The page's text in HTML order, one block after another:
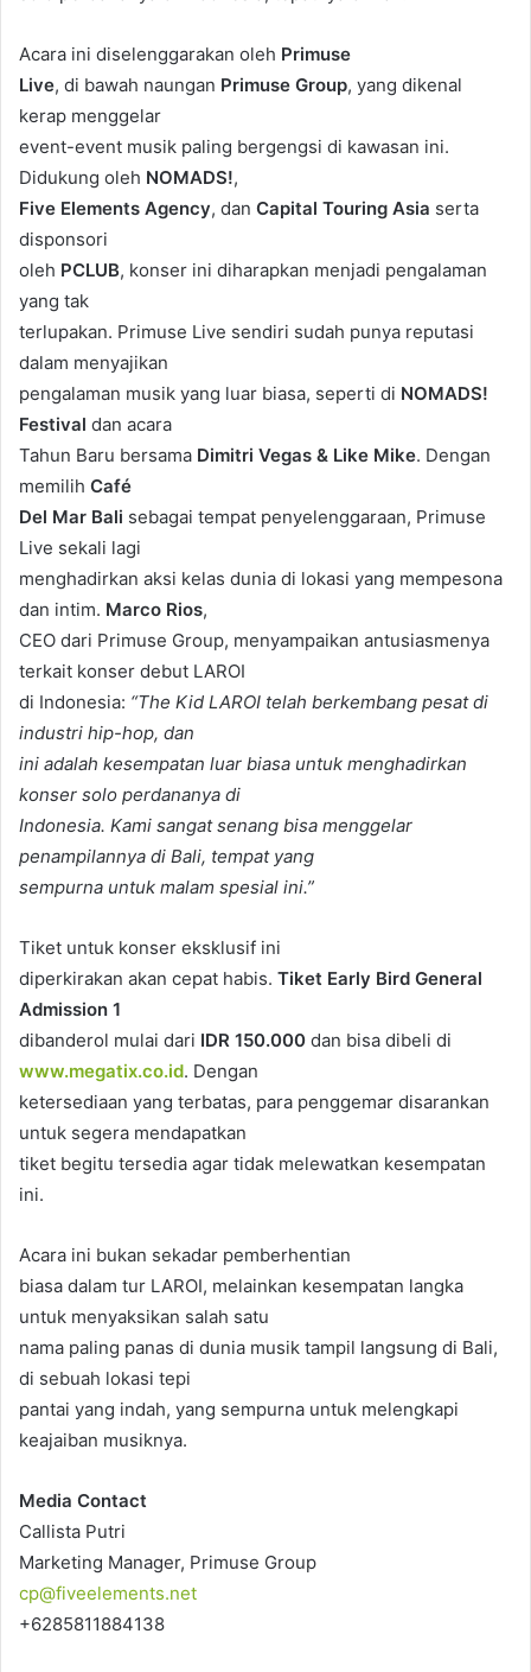
Acara ini diselenggarakan oleh Primuse
Live, di bawah naungan Primuse Group, yang dikenal
kerap menggelar
event-event musik paling bergengsi di kawasan ini.
Didukung oleh NOMADS!,
Five Elements Agency, dan Capital Touring Asia serta
disponsori
oleh PCLUB, konser ini diharapkan menjadi pengalaman
yang tak
terlupakan. Primuse Live sendiri sudah punya reputasi
dalam menyajikan
pengalaman musik yang luar biasa, seperti di NOMADS!
Festival dan acara
Tahun Baru bersama Dimitri Vegas & Like Mike. Dengan
memilih Café
Del Mar Bali sebagai tempat penyelenggaraan, Primuse
Live sekali lagi
menghadirkan aksi kelas dunia di lokasi yang mempesona
dan intim. Marco Rios,
CEO dari Primuse Group, menyampaikan antusiasmenya
terkait konser debut LAROI
di Indonesia: “The Kid LAROI telah berkembang pesat di
industri hip-hop, dan
ini adalah kesempatan luar biasa untuk menghadirkan
konser solo perdananya di
Indonesia. Kami sangat senang bisa menggelar
penampilannya di Bali, tempat yang
sempurna untuk malam spesial ini.”
Tiket untuk konser eksklusif ini
diperkirakan akan cepat habis. Tiket Early Bird General
Admission 1
dibanderol mulai dari IDR 150.000 dan bisa dibeli di
www.megatix.co.id. Dengan
ketersediaan yang terbatas, para penggemar disarankan
untuk segera mendapatkan
tiket begitu tersedia agar tidak melewatkan kesempatan
ini.
Acara ini bukan sekadar pemberhentian
biasa dalam tur LAROI, melainkan kesempatan langka
untuk menyaksikan salah satu
nama paling panas di dunia musik tampil langsung di Bali,
di sebuah lokasi tepi
pantai yang indah, yang sempurna untuk melengkapi
keajaiban musiknya.
Media Contact
Callista Putri
Marketing Manager, Primuse Group
cp@fiveelements.net
+6285811884138